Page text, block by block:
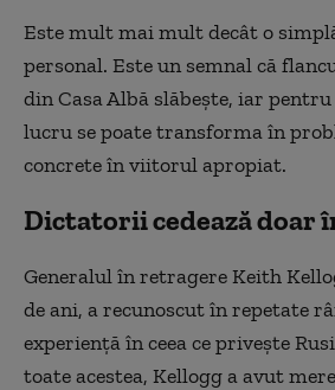
Este mult mai mult decât o
personal. Este un semnal că
din Casa Albă slăbește, iar
lucru se poate transforma în
concrete în viitorul apropiat.
Dictatorii cedează doar
Generalul în retragere Keith
de ani, a recunoscut în repetate
experiență în ceea ce privește
toate acestea, Kellogg a avut